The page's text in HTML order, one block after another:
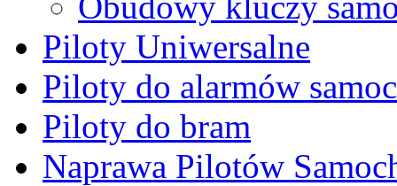
Piloty Uniwersalne
Piloty do alarmów
Piloty do bram
Naprawa Pilotów